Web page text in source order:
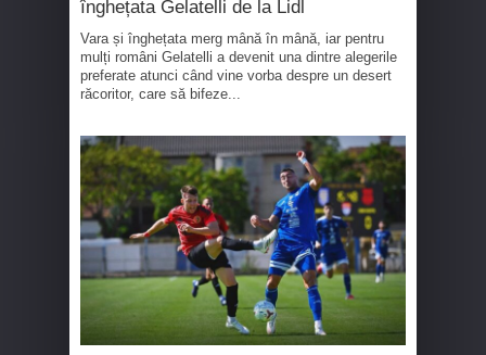
înghețata Gelatelli de la Lidl
Vara și înghețata merg mână în mână, iar pentru
mulți români Gelatelli a devenit una dintre alegerile
preferate atunci când vine vorba despre un desert
răcoritor, care să bifeze...